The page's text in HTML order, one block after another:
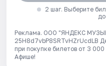
2 шаг. Выберите
Реклама. ООО "ЯНДЕКС
25H8d7vbP8SRTvHZrUcdLB
при покупке билетов от 3
Афише!